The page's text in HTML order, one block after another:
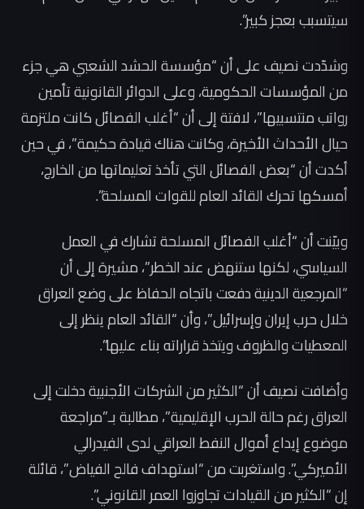
سيتسبب بعجز كبير”.
وشدّدت نصيف على أن “مؤسسة الحشد الشعبي هي جزء
من المؤسسات الحكومية، وعلى الدوائر القانونية تأمين
رواتب منتسبيها”، لافتة إلى أن “أغلب الفصائل كانت ملتزمة
حيال الأحداث الأخيرة، وكانت هناك قيادة حكيمة”، في حين
أكدت أن “بعض الفصائل التي تأخذ تعليماتها من الخارج،
أمسكها تحرك القائد العام للقوات المسلحة”.
وبيّنت أن “أغلب الفصائل المسلحة تشارك في العمل
السياسي، لكنها ستنهض عند الخطر”، مشيرة إلى أن
“المرجعية الدينية دفعت باتجاه الحفاظ على وضع العراق
خلال حرب إيران وإسرائيل”، وأن “القائد العام ينظر إلى
المعطيات والظروف ويتخذ قراراته بناء عليها”.
وأضافت نصيف أن “الكثير من الشركات الأجنبية دخلت إلى
العراق رغم حالة الحرب الإقليمية”، مطالبة بـ”مراجعة
موضوع إيداع أموال النفط العراقي لدى الفيدرالي
الأميركي”. واستغربت من “استهداف فالح الفياض”، قائلة
إن “الكثير من القيادات تجاوزوا العمر القانوني”.